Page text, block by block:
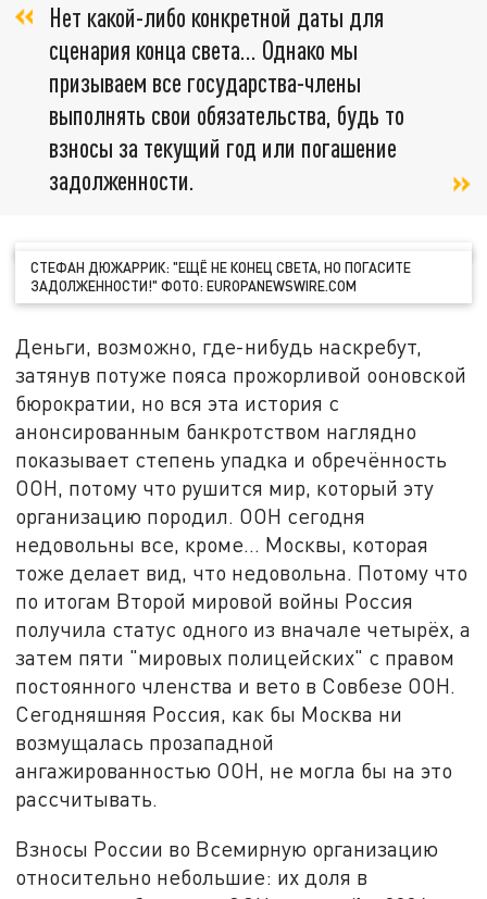
Нет какой-либо конкретной даты для
сценария конца света… Однако мы
призываем все государства-члены
выполнять свои обязательства, будь то
взносы за текущий год или погашение
задолженности.
СТЕФАН ДЮЖАРРИК: "ЕЩЁ НЕ КОНЕЦ СВЕТА, НО ПОГАСИТЕ
ЗАДОЛЖЕННОСТИ!" ФОТО: EUROPANEWSWIRE.COM
Деньги, возможно, где-нибудь наскребут,
затянув потуже пояса прожорливой ооновской
бюрократии, но вся эта история с
анонсированным банкротством наглядно
показывает степень упадка и обречённость
ООН, потому что рушится мир, который эту
организацию породил. ООН сегодня
недовольны все, кроме… Москвы, которая
тоже делает вид, что недовольна. Потому что
по итогам Второй мировой войны Россия
получила статус одного из вначале четырёх, а
затем пяти "мировых полицейских" с правом
постоянного членства и вето в Совбезе ООН.
Сегодняшняя Россия, как бы Москва ни
возмущалась прозападной
ангажированностью ООН, не могла бы на это
рассчитывать.
Взносы России во Всемирную организацию
относительно небольшие: их доля в